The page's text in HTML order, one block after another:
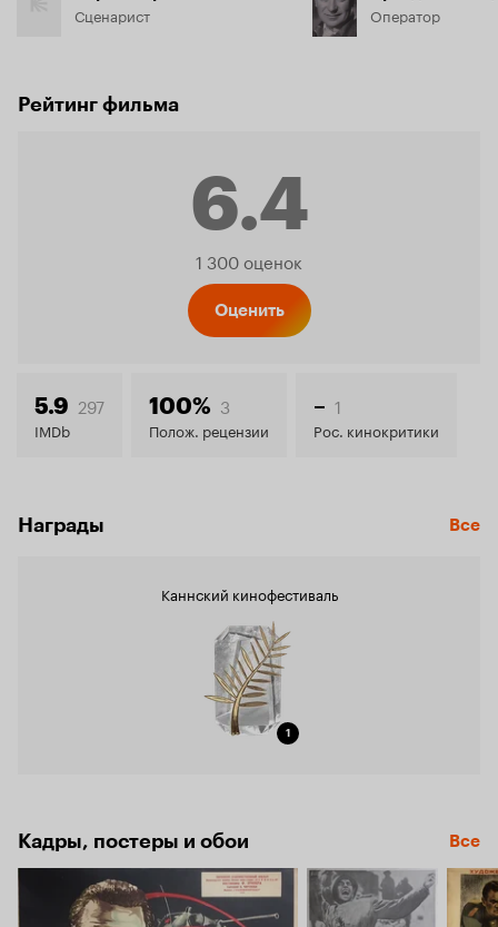
Сценарист Оператор
Рейтинг фильма
6.4
Рейтинг
6.4
1 300 оценок
Оценить
5.9 297
IMDb
100% 3
Полож. рецензии
– 1
Рос. кинокритики
Награды Все
Каннский кинофестиваль
1
Кадры, постеры и обои Все